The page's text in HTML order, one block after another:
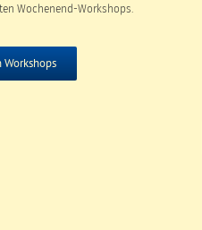
Wochenend-Workshops.
Workshops